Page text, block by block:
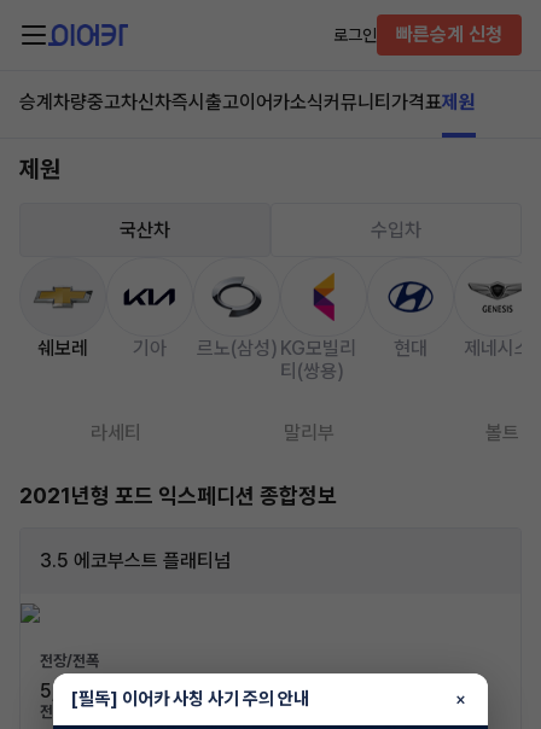
로그인 빠른승계 신청
승계차량중고차신차즉시출고이어카소식커뮤니티 가격표제원
제원
국산차 수입차
쉐보레 기아 르노(삼성) KG모빌리
티(쌍용)
현대 제네시스
라세티 말리부 볼트
2021년형 포드 익스페디션 종합정보
3.5 에코부스트 플래티넘
전장/전폭
5,335mm / 2,075mm
전고/축고
[필독] 이어카 사칭 사기 주의 안내 ×